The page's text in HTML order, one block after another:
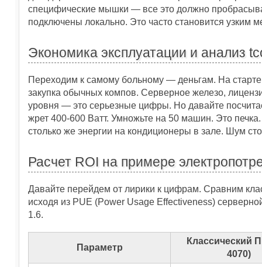
специфические мышки — все это должно
подключены локально. Это часто становится узким
Экономика эксплуатации и анализ
Переходим к самому больному — деньгам. На
закупка обычных компов. Серверное железо,
уровня — это серьезные цифры. Но давайте
жрет 400-600 Ватт. Умножьте на 50 машин. Это
столько же энергии на кондиционеры в зале. Шум
Расчет ROI на примере
Давайте перейдем от лирики к цифрам. Сравним
исходя из PUE (Power Usage Effectiveness)
1.6.
Параметр
Классический
4070)